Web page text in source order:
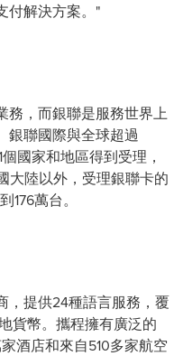
付解決方案。"
務，而銀聯是服務世界上
銀聯國際與全球超過
國家和地區得到受理，
大陸以外，受理銀聯卡的
萬台。
，提供24種語言服務，覆
貨幣。攜程擁有廣泛的
酒店和來自510多家航空